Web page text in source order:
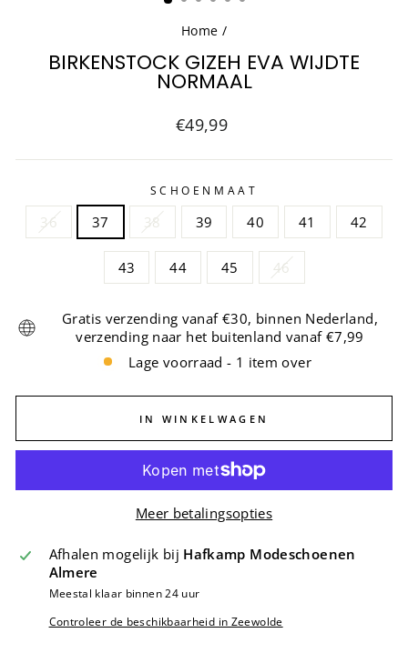
Home /
BIRKENSTOCK GIZEH EVA WIJDTE
NORMAAL
Normale
€49,99
SCHOENMAAT
36 37 38 39 40 41 42
43 44 45 46
Gratis verzending vanaf €30, binnen Nederland,
verzending naar het buitenland vanaf €7,99
Lage voorraad - 1 item over
IN WINKELWAGEN
Meer betalingsopties
Afhalen mogelijk bij Hafkamp Modeschoenen
Almere
Meestal klaar binnen 24 uur
Controleer de beschikbaarheid in Zeewolde